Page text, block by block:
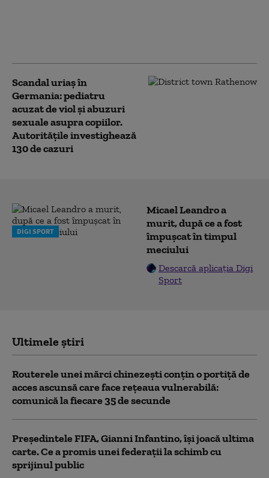
Scandal uriaș în
Germania: pediatru
acuzat de viol şi abuzuri
sexuale asupra copiilor.
Autoritățile investighează
130 de cazuri
DIGI SPORT
Micael Leandro a
murit, după ce a fost
împușcat în timpul
meciului
Descarcă aplicația Digi
Sport
Ultimele știri
Routerele unei mărci chinezești conțin o portiță de
acces ascunsă care face rețeaua vulnerabilă:
comunică la fiecare 35 de secunde
Președintele FIFA, Gianni Infantino, îşi joacă ultima
carte. Ce a promis unei federații la schimb cu
sprijinul public